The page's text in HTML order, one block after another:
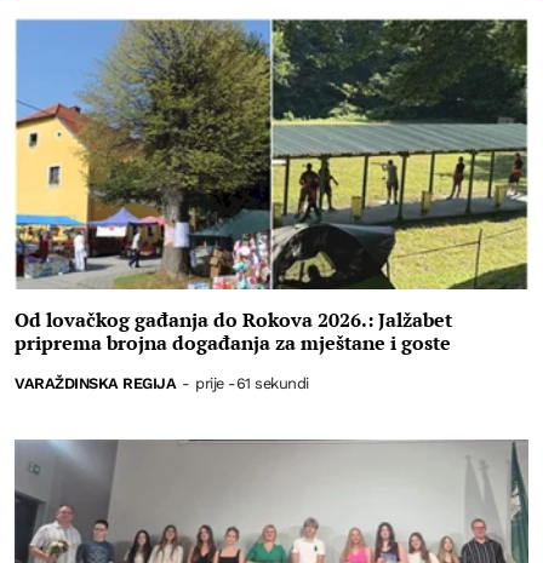
Od lovačkog gađanja do Rokova 2026.: Jalžabet
priprema brojna događanja za mještane i goste
VARAŽDINSKA REGIJA - prije -61 sekundi